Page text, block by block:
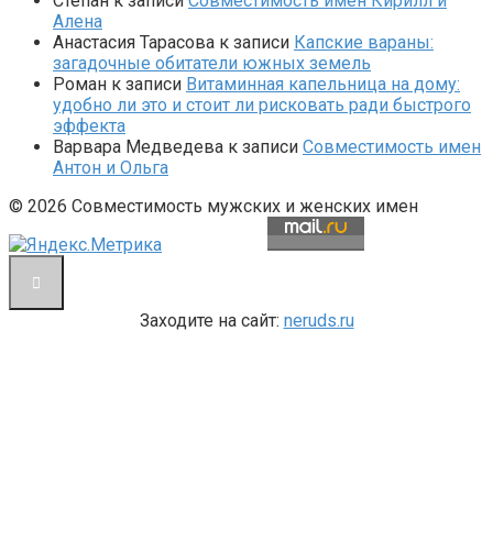
Алена
Анастасия Тарасова к записи Капские вараны:
загадочные обитатели южных земель
Роман к записи Витаминная капельница на дому:
удобно ли это и стоит ли рисковать ради быстрого
эффекта
Варвара Медведева к записи Совместимость имен
Антон и Ольга
© 2026 Совместимость мужских и женских имен
Заходите на сайт: neruds.ru